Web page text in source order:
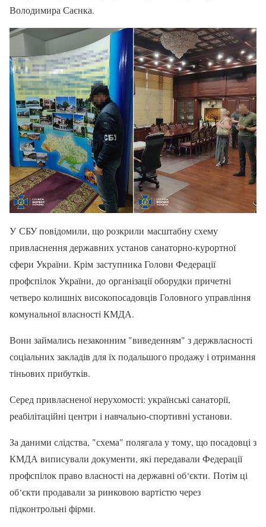
Володимира Саєнка.
У СБУ повідомили, що розкрили масштабну схему
привласнення державних установ санаторно-курортної
сфери України. Крім заступника Голови Федерації
профспілок України, до організації оборудки причетні
четверо колишніх високопосадовців Головного управління
комунальної власності КМДА.
Вони займались незаконним "виведенням" з держвласності
соціальних закладів для їх подальшого продажу і отримання
тіньових прибутків.
Серед привласненої нерухомості: українські санаторії,
реабілітаційні центри і навчально-спортивні установи.
За даними слідства, "схема" полягала у тому, що посадовці з
КМДА виписували документи, які передавали Федерації
профспілок право власності на державні об‘єкти. Потім ці
об‘єкти продавали за ринковою вартістю через
підконтрольні фірми.